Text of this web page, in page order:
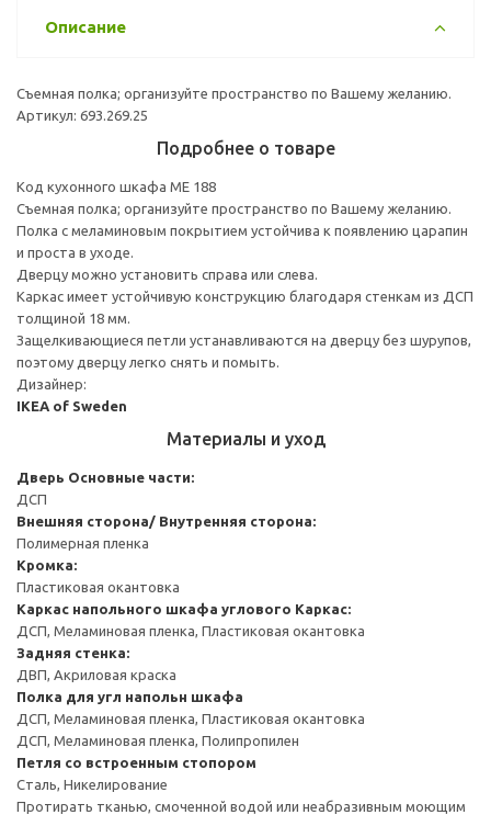
Описание
Cъемная полка; организуйте пространство по Вашему желанию.
Артикул: 693.269.25
Подробнее о товаре
Код кухонного шкафа ME 188
Cъемная полка; организуйте пространство по Вашему желанию.
Полка с меламиновым покрытием устойчива к появлению царапин
и проста в уходе.
Дверцу можно установить справа или слева.
Каркас имеет устойчивую конструкцию благодаря стенкам из ДСП
толщиной 18 мм.
Защелкивающиеся петли устанавливаются на дверцу без шурупов,
поэтому дверцу легко снять и помыть.
Дизайнер:
IKEA of Sweden
Материалы и уход
Дверь Основные части:
ДСП
Внешняя сторона/ Внутренняя сторона:
Полимерная пленка
Кромка:
Пластиковая окантовка
Каркас напольного шкафа углового Каркас:
ДСП, Меламиновая пленка, Пластиковая окантовка
Задняя стенка:
ДВП, Акриловая краска
Полка для угл напольн шкафа
ДСП, Меламиновая пленка, Пластиковая окантовка
ДСП, Меламиновая пленка, Полипропилен
Петля со встроенным стопором
Сталь, Никелирование
Протирать тканью, смоченной водой или неабразивным моющим